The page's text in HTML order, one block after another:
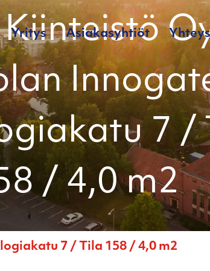
Yritys Asiakasyhtiöt
7 /
/ 4,0 m2
7 / Tila 158 / 4,0 m2